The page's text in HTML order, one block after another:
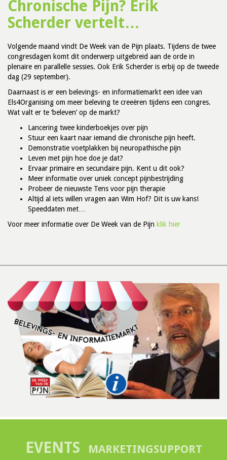
Chronische Pijn? Erik
Scherder vertelt…
Volgende maand vindt De Week van de Pijn plaats. Tijdens de twee
congresdagen komt dit onderwerp uitgebreid aan de orde in
plenaire en parallelle sessies. Ook Erik Scherder is erbij op de tweede
dag (29 september).
Daarnaast is er een belevings- en informatiemarkt een idee van
Els4Organising om meer beleving te creeëren tijdens een congres.
Wat valt er te ‘beleven’ op de markt?
Lancering twee kinderboekjes over pijn
Stuur een kaart naar iemand die chronische pijn heeft.
Demonstratie voetplakken bij neuropathische pijn
Leven met pijn hoe doe je dat?
Ervaar primaire en secundaire pijn. Kent u dit ook?
Meer informatie over uniek concept pijnbestrijding
Probeer de nieuwste Tens voor pijn therapie
Altijd al iets willen vragen aan Wim Hof? Dit is uw kans!
Speeddaten met…
Voor meer informatie over De Week van de Pijn klik hier
EVENTS MARKETINGSUPPORT